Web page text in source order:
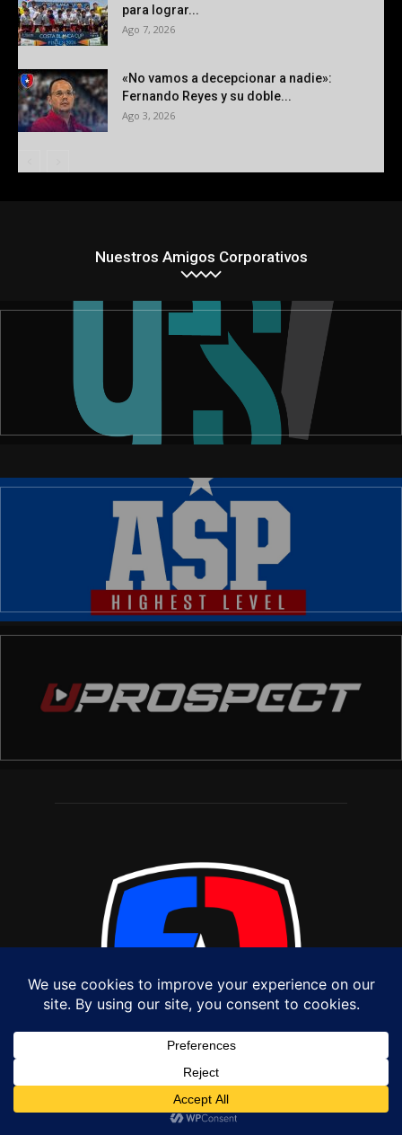
para lograr...
Ago 7, 2026
«No vamos a decepcionar a nadie»:
Fernando Reyes y su doble...
Ago 3, 2026
Nuestros Amigos Corporativos